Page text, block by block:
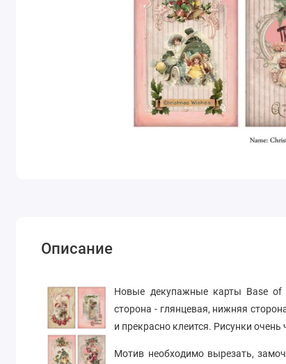
Описание
Новые декупажные карты Base of
сторона - глянцевая, нижняя
и прекрасно клеится. Рисунки
Мотив необходимо вырезать,